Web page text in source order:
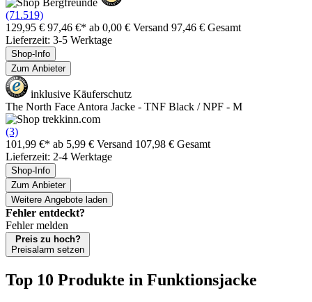
(71.519)
129,95 € 97,46 €* ab 0,00 € Versand 97,46 € Gesamt
Lieferzeit: 3-5 Werktage
Shop-Info
Zum Anbieter
inklusive Käuferschutz
The North Face Antora Jacke - TNF Black / NPF - M
(3)
101,99 €* ab 5,99 € Versand 107,98 € Gesamt
Lieferzeit: 2-4 Werktage
Shop-Info
Zum Anbieter
Weitere Angebote laden
Fehler entdeckt?
Fehler melden
Preis zu hoch?
Preisalarm setzen
Top 10 Produkte in Funktionsjacke